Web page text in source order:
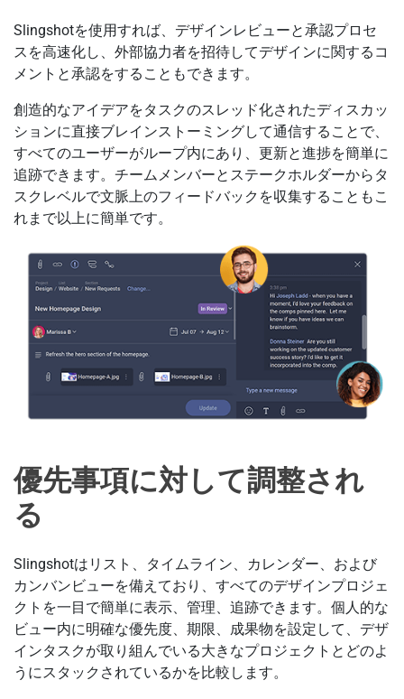
Slingshotを使用すれば、デザインレビューと承認プロセ
スを高速化し、外部協力者を招待してデザインに関するコ
メントと承認をすることもできます。
創造的なアイデアをタスクのスレッド化されたディスカッ
ションに直接ブレインストーミングして通信することで、
すべてのユーザーがループ内にあり、更新と進捗を簡単に
追跡できます。チームメンバーとステークホルダーからタ
スクレベルで文脈上のフィードバックを収集することもこ
れまで以上に簡単です。
優先事項に対して調整され
る
Slingshotはリスト、タイムライン、カレンダー、および
カンバンビューを備えており、すべてのデザインプロジェ
クトを一目で簡単に表示、管理、追跡できます。個人的な
ビュー内に明確な優先度、期限、成果物を設定して、デザ
インタスクが取り組んでいる大きなプロジェクトとどのよ
うにスタックされているかを比較します。